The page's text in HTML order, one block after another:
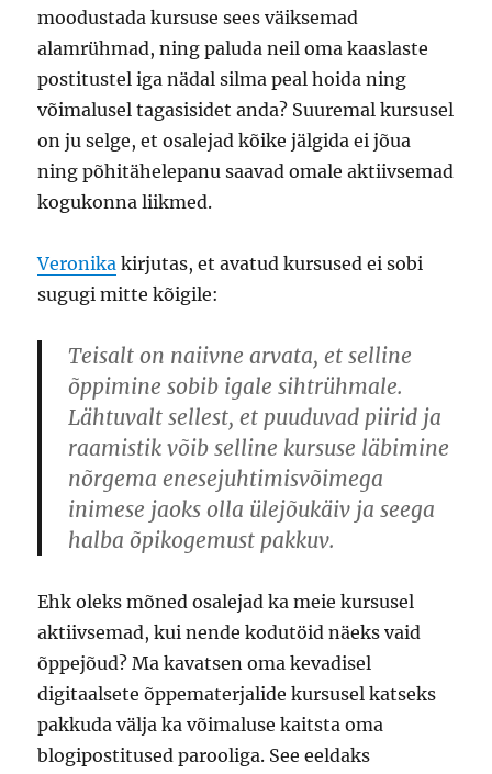
moodustada kursuse sees väiksemad
alamrühmad, ning paluda neil oma kaaslaste
postitustel iga nädal silma peal hoida ning
võimalusel tagasisidet anda? Suuremal kursusel
on ju selge, et osalejad kõike jälgida ei jõua
ning põhitähelepanu saavad omale aktiivsemad
kogukonna liikmed.
Veronika kirjutas, et avatud kursused ei sobi
sugugi mitte kõigile:
Teisalt on naiivne arvata, et selline
õppimine sobib igale sihtrühmale.
Lähtuvalt sellest, et puuduvad piirid ja
raamistik võib selline kursuse läbimine
nõrgema enesejuhtimisvõimega
inimese jaoks olla ülejõukäiv ja seega
halba õpikogemust pakkuv.
Ehk oleks mõned osalejad ka meie kursusel
aktiivsemad, kui nende kodutöid näeks vaid
õppejõud? Ma kavatsen oma kevadisel
digitaalsete õppematerjalide kursusel katseks
pakkuda välja ka võimaluse kaitsta oma
blogipostitused parooliga. See eeldaks